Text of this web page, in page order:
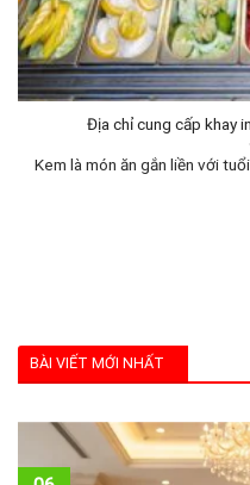
Địa chỉ cung cấp khay
Kem là món ăn gắn liền với
BÀI VIẾT MỚI NHẤT